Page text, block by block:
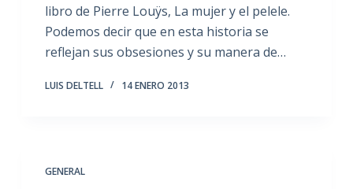
libro de Pierre Louÿs, La mujer y el pelele.
Podemos decir que en esta historia se
reflejan sus obsesiones y su manera de…
LUIS DELTELL 14 ENERO 2013
GENERAL